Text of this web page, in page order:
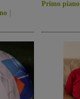
Primo piano